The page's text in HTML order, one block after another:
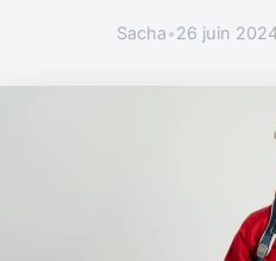
Sacha•26 juin